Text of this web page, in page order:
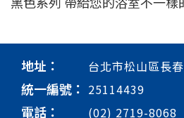
地址： 台北市松山區長
統一編號： 25114439
電話： (02) 2719-8068